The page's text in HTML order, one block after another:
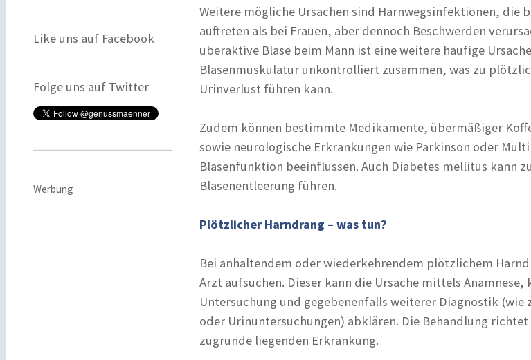
Like uns auf Facebook
Folge uns auf Twitter
Werbung
Weitere mögliche Ursachen sind Harnwegsinfektionen, die
auftreten als bei Frauen, aber dennoch Beschwerden
überaktive Blase beim Mann ist eine weitere häufige
Blasenmuskulatur unkontrolliert zusammen, was zu
Urinverlust führen kann.
Zudem können bestimmte Medikamente, übermäßiger
sowie neurologische Erkrankungen wie Parkinson oder
Blasenfunktion beeinflussen. Auch Diabetes mellitus kann
Blasenentleerung führen.
Plötzlicher Harndrang – was tun?
Bei anhaltendem oder wiederkehrendem plötzlichem
Arzt aufsuchen. Dieser kann die Ursache mittels
Untersuchung und gegebenenfalls weiterer Diagnostik (wie
oder Urinuntersuchungen) abklären. Die Behandlung
zugrunde liegenden Erkrankung.